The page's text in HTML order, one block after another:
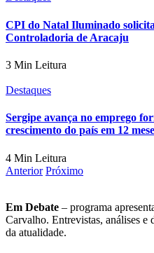
CPI do Natal Iluminado
Controladoria de Aracaju
3 Min Leitura
Destaques
Sergipe avança no emprego
crescimento do país em 12
4 Min Leitura
Anterior Próximo
Em Debate – programa
Carvalho. Entrevistas, análises e
da atualidade.